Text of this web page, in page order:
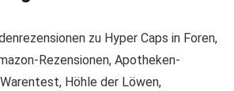
zu Hyper Caps in Foren,
Rezensionen, Apotheken-
Höhle der Löwen,